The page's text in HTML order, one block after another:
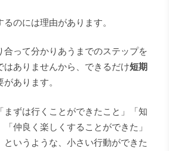
のには理由があります。
合って分かりあうまでのステップを
はありませんから、できるだけ短期
あります。
まずは行くことができたこと」「知
仲良く楽しくすることができた」
というような、小さい行動ができた